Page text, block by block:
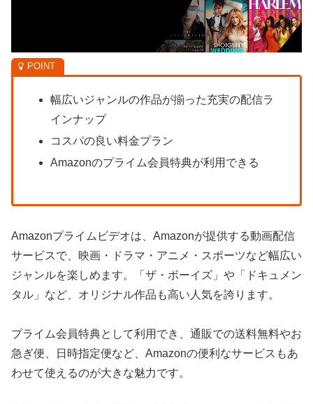
幅広いジャンルの作品が揃った充実の配信ラ
インナップ
コスパの良い料金プラン
Amazonのプライム会員特典が利用できる
Amazonプライムビデオは、Amazonが提供する動画配信
サービスで、映画・ドラマ・アニメ・スポーツなど幅広い
ジャンルを楽しめます。「ザ・ボーイズ」や「ドキュメン
タル」など、オリジナル作品も高い人気を誇ります。
プライム会員特典として利用でき、通販での送料無料やお
急ぎ便、日時指定便など、Amazonの便利なサービスもあ
わせて使えるのが大きな魅力です。